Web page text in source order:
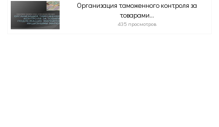
Организация таможенного контроля за
товарами...
435 просмотров